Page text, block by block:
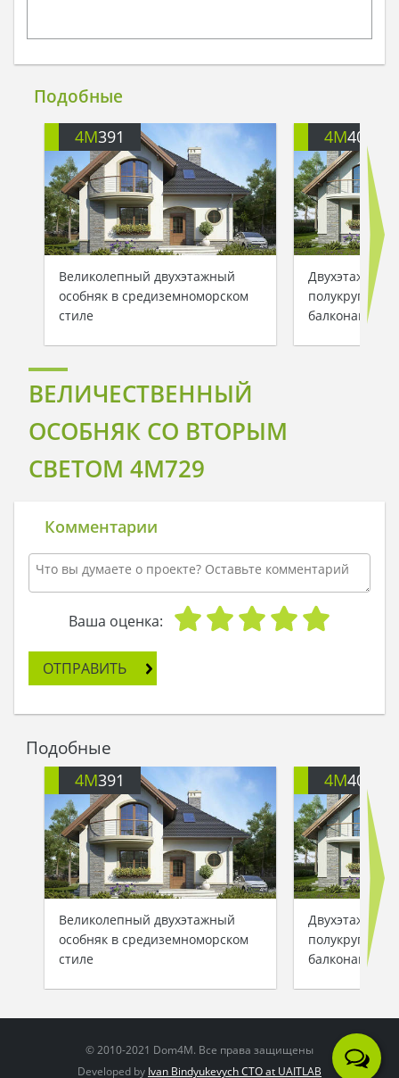
Подобные
4M391
Великолепный двухэтажный
особняк в средиземноморском
стиле
4M401
Двухэтажный
балконами
ВЕЛИЧЕСТВЕННЫЙ
ОСОБНЯК СО ВТОРЫМ
СВЕТОМ 4M729
Комментарии
Ваша оценка:
ОТПРАВИТЬ
Подобные
4M391
Великолепный двухэтажный
особняк в средиземноморском
стиле
4M401
Двухэтажный
балконами
© 2010-2021 Dom4M. Все права защищены
Developed by Ivan Bindyukevych CTO at UAITLAB